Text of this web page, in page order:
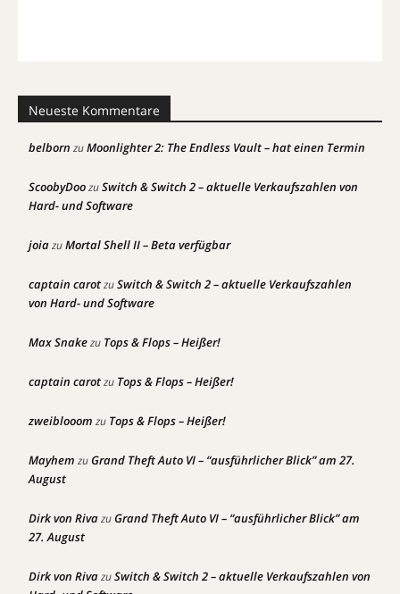
Neueste Kommentare
belborn zuMoonlighter 2: The Endless Vault – hat einen Termin
ScoobyDoozuSwitch & Switch 2 – aktuelle Verkaufszahlen von
Hard- und Software
joiazuMortal Shell II – Beta verfügbar
captain carotzuSwitch & Switch 2 – aktuelle Verkaufszahlen
von Hard- und Software
Max Snakezu Tops & Flops – Heißer!
captain carotzu Tops & Flops – Heißer!
zweiblooom zu Tops & Flops – Heißer!
Mayhem zuGrand Theft Auto VI – “ausführlicher Blick” am 27.
August
Dirk von RivazuGrand Theft Auto VI – “ausführlicher Blick” am
27. August
Dirk von RivazuSwitch & Switch 2 – aktuelle Verkaufszahlen von